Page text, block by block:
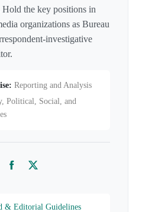
the key positions in
organizations as Bureau
investigative
Reporting and Analysis
Political, Social, and
FacebookTwitter
& Editorial Guidelines